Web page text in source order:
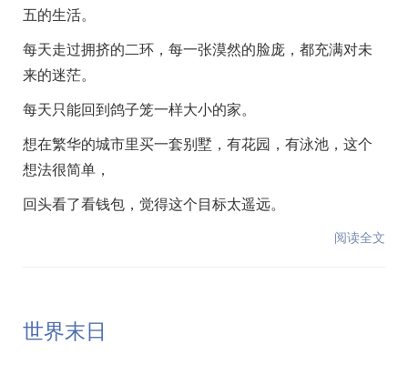
五的生活。
每天走过拥挤的二环，每一张漠然的脸庞，都充满对未
来的迷茫。
每天只能回到鸽子笼一样大小的家。
想在繁华的城市里买一套别墅，有花园，有泳池，这个
想法很简单，
回头看了看钱包，觉得这个目标太遥远。
阅读全文
世界末日